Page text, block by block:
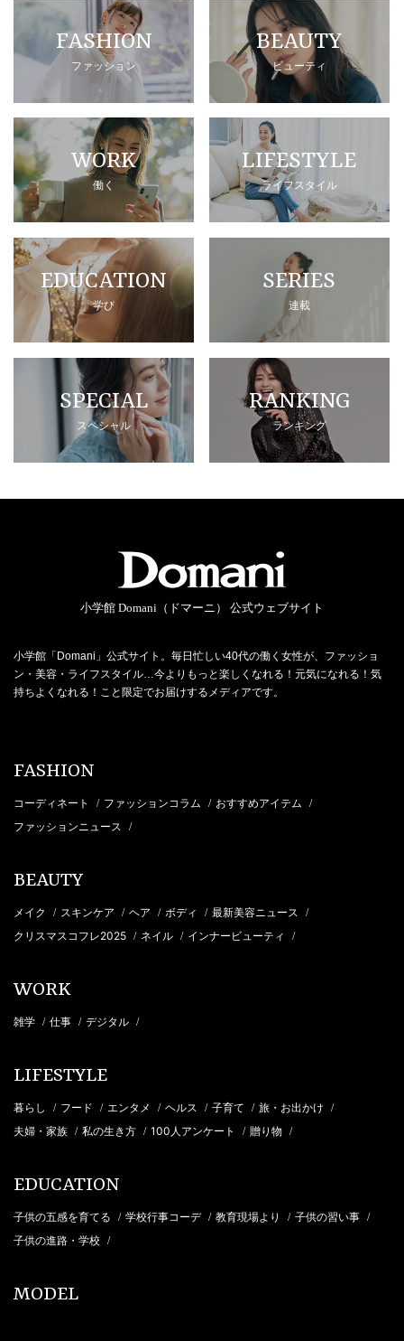
FASHION
ファッション
BEAUTY
ビューティ
WORK
働く
LIFESTYLE
ライフスタイル
EDUCATION
学び
SERIES
連載
SPECIAL
スペシャル
RANKING
ランキング
小学館 Domani（ドマーニ） 公式ウェブサイト
小学館「Domani」公式サイト。毎日忙しい40代の働く女性が、ファッショ
ン・美容・ライフスタイル…今よりもっと楽しくなれる！元気になれる！気
持ちよくなれる！こと限定でお届けするメディアです。
FASHION
コーディネート / ファッションコラム / おすすめアイテム /
ファッションニュース /
BEAUTY
メイク / スキンケア / ヘア / ボディ / 最新美容ニュース /
クリスマスコフレ2025 / ネイル / インナービューティ /
WORK
雑学 / 仕事 / デジタル /
LIFESTYLE
暮らし / フード / エンタメ / ヘルス / 子育て / 旅・お出かけ /
夫婦・家族 / 私の生き方 / 100人アンケート / 贈り物 /
EDUCATION
子供の五感を育てる / 学校行事コーデ / 教育現場より / 子供の習い事 /
子供の進路・学校 /
MODEL